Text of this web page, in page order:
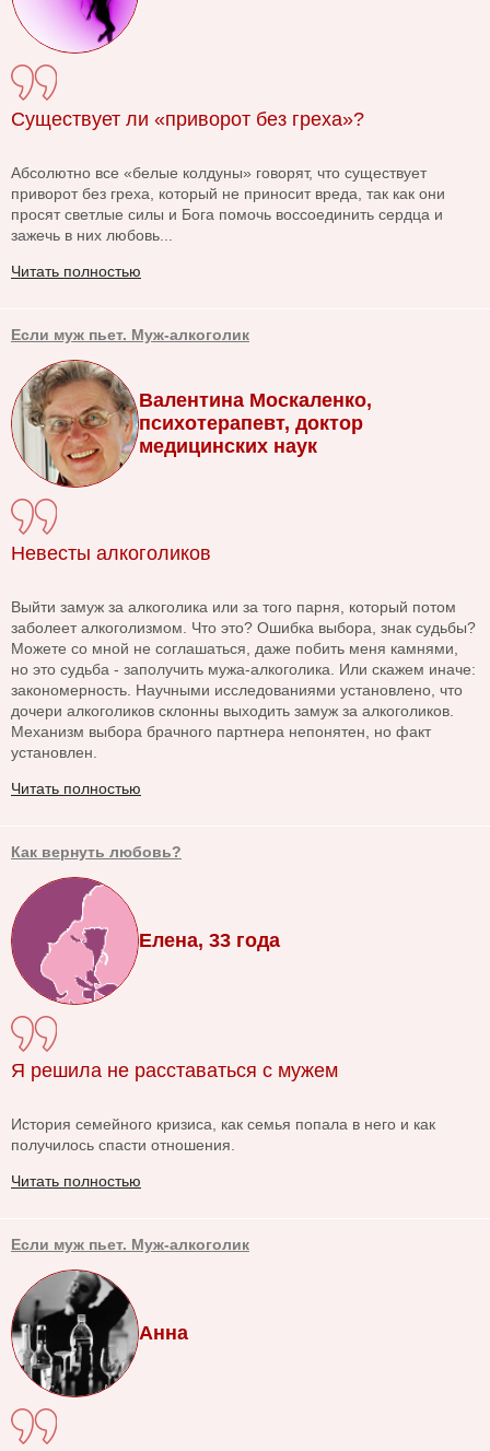
Существует ли «приворот без греха»?
Абсолютно все «белые колдуны» говорят, что существует
приворот без греха, который не приносит вреда, так как они
просят светлые силы и Бога помочь воссоединить сердца и
зажечь в них любовь...
Читать полностью
Если муж пьет. Муж-алкоголик
Валентина Москаленко,
психотерапевт, доктор
медицинских наук
Невесты алкоголиков
Выйти замуж за алкоголика или за того парня, который потом
заболеет алкоголизмом. Что это? Ошибка выбора, знак судьбы?
Можете со мной не соглашаться, даже побить меня камнями,
но это судьба - заполучить мужа-алкоголика. Или скажем иначе:
закономерность. Научными исследованиями установлено, что
дочери алкоголиков склонны выходить замуж за алкоголиков.
Механизм выбора брачного партнера непонятен, но факт
установлен.
Читать полностью
Как вернуть любовь?
Елена, 33 года
Я решила не расставаться с мужем
История семейного кризиса, как семья попала в него и как
получилось спасти отношения.
Читать полностью
Если муж пьет. Муж-алкоголик
Анна